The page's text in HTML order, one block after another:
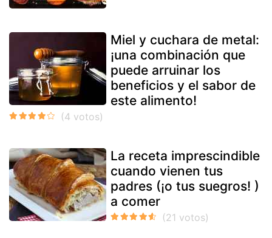
Miel y cuchara de metal:
¡una combinación que
puede arruinar los
beneficios y el sabor de
este alimento!
La receta imprescindible
cuando vienen tus
padres (¡o tus suegros! )
a comer